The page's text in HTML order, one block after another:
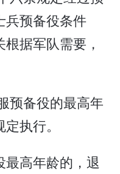
兵预备役条件
据军队需要，
预备役的最高年
执行。
高年龄的，退